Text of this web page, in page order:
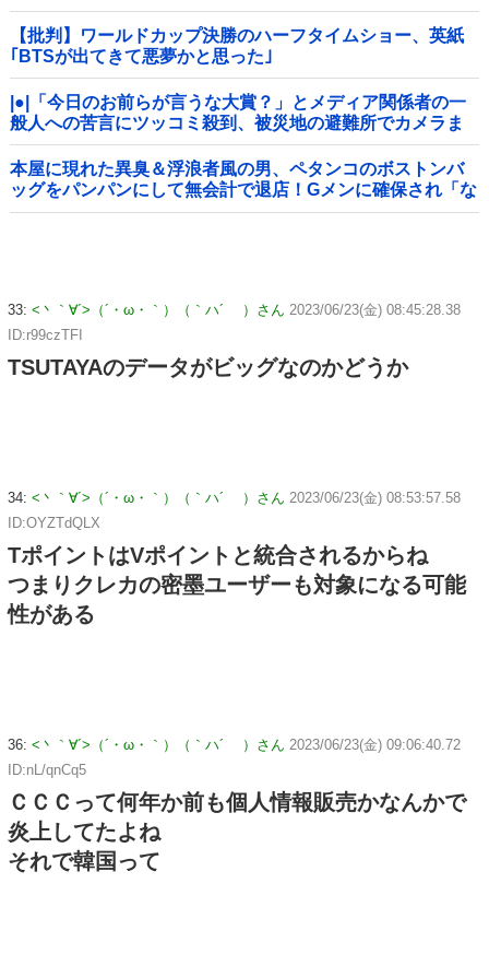
【批判】ワールドカップ決勝のハーフタイムショー、英紙
｢BTSが出てきて悪夢かと思った｣
|●|「今日のお前らが言うな大賞？」とメディア関係者の一
般人への苦言にツッコミ殺到、被災地の避難所でカメラま
わすのは……
本屋に現れた異臭＆浮浪者風の男、ペタンコのボストンバ
ッグをパンパンにして無会計で退店！Gメンに確保され「な
んで？」と本気で困惑ｗｗｗ
33: <丶｀∀´>（´・ω・｀）（｀ハ´ ）さん 2023/06/23(金) 08:45:28.38
ID:r99czTFI
TSUTAYAのデータがビッグなのかどうか
34: <丶｀∀´>（´・ω・｀）（｀ハ´ ）さん 2023/06/23(金) 08:53:57.58
ID:OYZTdQLX
TポイントはVポイントと統合されるからね
つまりクレカの密墨ユーザーも対象になる可能
性がある
36: <丶｀∀´>（´・ω・｀）（｀ハ´ ）さん 2023/06/23(金) 09:06:40.72
ID:nL/qnCq5
ＣＣＣって何年か前も個人情報販売かなんかで
炎上してたよね
それで韓国って